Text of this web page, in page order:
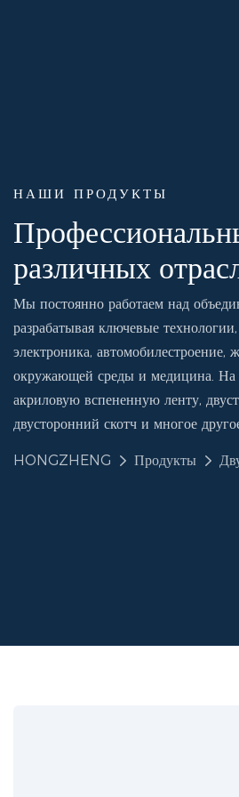
НАШИ ПРОДУКТЫ
различных
Мы постоянно работаем над
разрабатывая ключевые
электроника, автомобилестроение,
окружающей среды и медицина. На
акриловую вспененную ленту,
двусторонний скотч и многое
HONGZHENG Продукты